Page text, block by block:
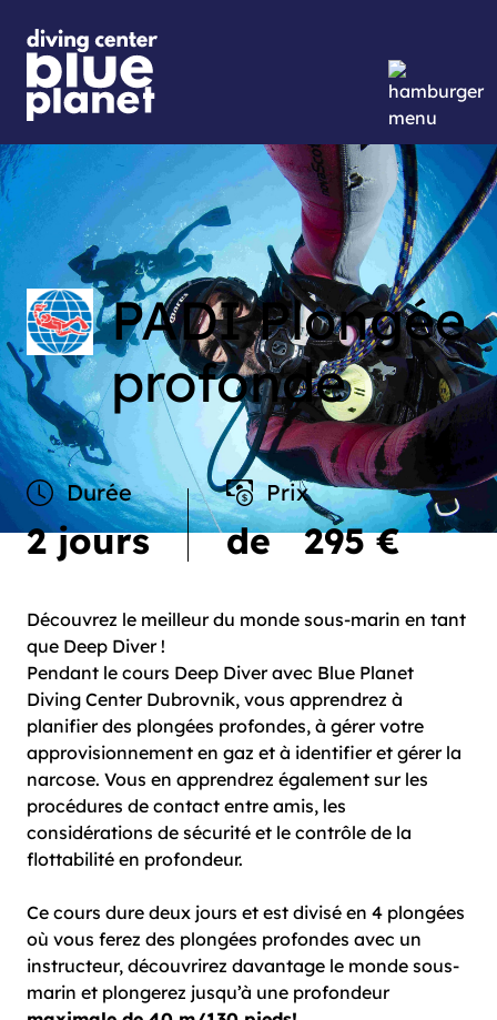
PADI Plongée
profonde
Durée
2 jours
Prix
de295 €
Découvrez le meilleur du monde sous-marin en tant
que Deep Diver !
Pendant le cours Deep Diver avec Blue Planet
Diving Center Dubrovnik, vous apprendrez à
planifier des plongées profondes, à gérer votre
approvisionnement en gaz et à identifier et gérer la
narcose. Vous en apprendrez également sur les
procédures de contact entre amis, les
considérations de sécurité et le contrôle de la
flottabilité en profondeur.
Ce cours dure deux jours et est divisé en 4 plongées
où vous ferez des plongées profondes avec un
instructeur, découvrirez davantage le monde sous-
marin et plongerez jusqu’à une profondeur